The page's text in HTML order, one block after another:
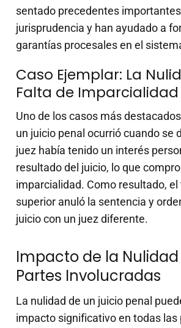
sentado precedentes
jurisprudencia y han ayudado a
garantías procesales en el
Caso Ejemplar: La
Falta de Imparcialidad
Uno de los casos más
un juicio penal ocurrió cuando se
juez había tenido un interés
resultado del juicio, lo que
imparcialidad. Como resultado, el
superior anuló la sentencia y
juicio con un juez diferente.
Impacto de la
Partes Involucradas
La nulidad de un juicio penal
impacto significativo en todas las